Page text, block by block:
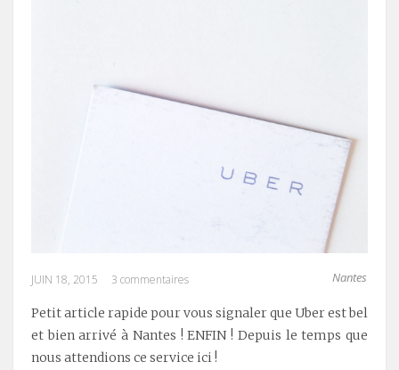
Nantes
JUIN 18, 2015 3 commentaires
Petit article rapide pour vous signaler que Uber est bel
et bien arrivé à Nantes ! ENFIN ! Depuis le temps que
nous attendions ce service ici !